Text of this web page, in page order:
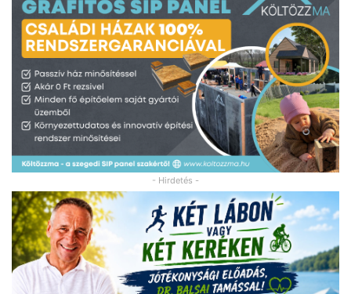
- Hirdetés -